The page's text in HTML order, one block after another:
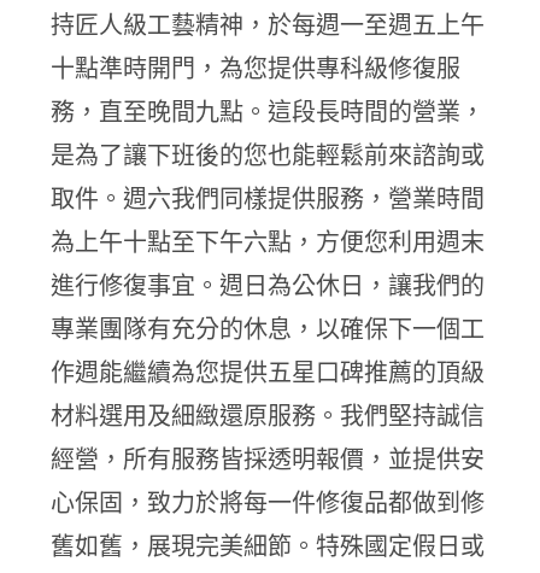
持匠人級工藝精神，於每週一至週五上午
十點準時開門，為您提供專科級修復服
務，直至晚間九點。這段長時間的營業，
是為了讓下班後的您也能輕鬆前來諮詢或
取件。週六我們同樣提供服務，營業時間
為上午十點至下午六點，方便您利用週末
進行修復事宜。週日為公休日，讓我們的
專業團隊有充分的休息，以確保下一個工
作週能繼續為您提供五星口碑推薦的頂級
材料選用及細緻還原服務。我們堅持誠信
經營，所有服務皆採透明報價，並提供安
心保固，致力於將每一件修復品都做到修
舊如舊，展現完美細節。特殊國定假日或